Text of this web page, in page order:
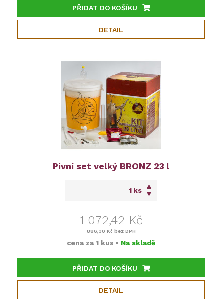
PŘIDAT DO KOŠÍKU
DETAIL
Pivní set velký BRONZ 23 l
ks
1 072,42 Kč
886,30 Kč bez DPH
cena za 1 kus • Na skladě
PŘIDAT DO KOŠÍKU
DETAIL